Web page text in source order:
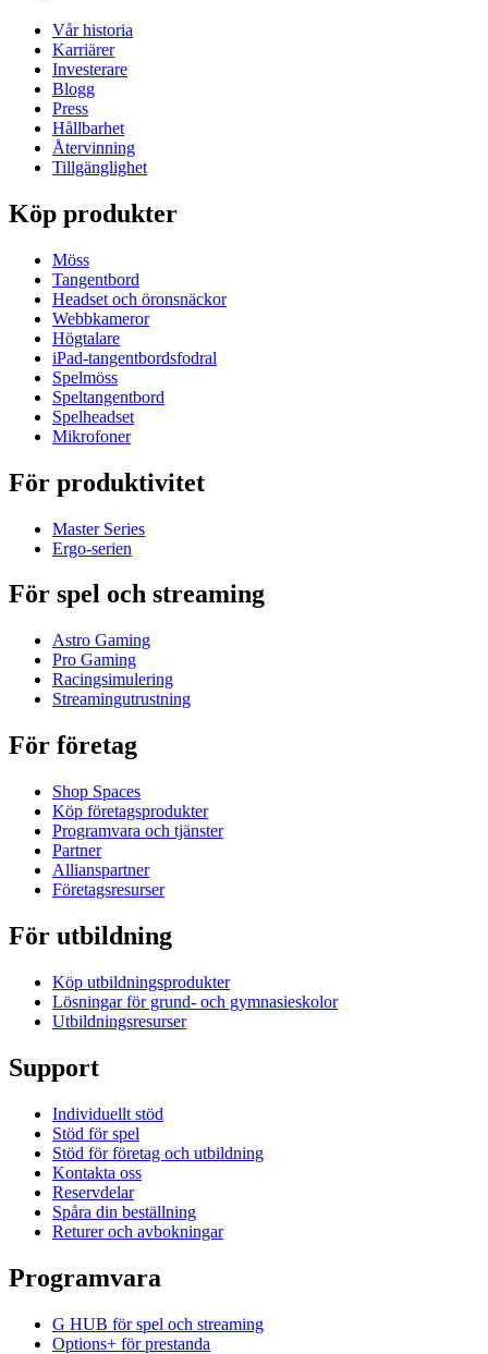
Vår historia
Karriärer
Investerare
Blogg
Press
Hållbarhet
Återvinning
Tillgänglighet
Köp produkter
Möss
Tangentbord
Headset och öronsnäckor
Webbkameror
Högtalare
iPad-tangentbordsfodral
Spelmöss
Speltangentbord
Spelheadset
Mikrofoner
För produktivitet
Master Series
Ergo-serien
För spel och streaming
Astro Gaming
Pro Gaming
Racingsimulering
Streamingutrustning
För företag
Shop Spaces
Köp företagsprodukter
Programvara och tjänster
Partner
Allianspartner
Företagsresurser
För utbildning
Köp utbildningsprodukter
Lösningar för grund- och gymnasieskolor
Utbildningsresurser
Support
Individuellt stöd
Stöd för spel
Stöd för företag och utbildning
Kontakta oss
Reservdelar
Spåra din beställning
Returer och avbokningar
Programvara
G HUB för spel och streaming
Options+ för prestanda